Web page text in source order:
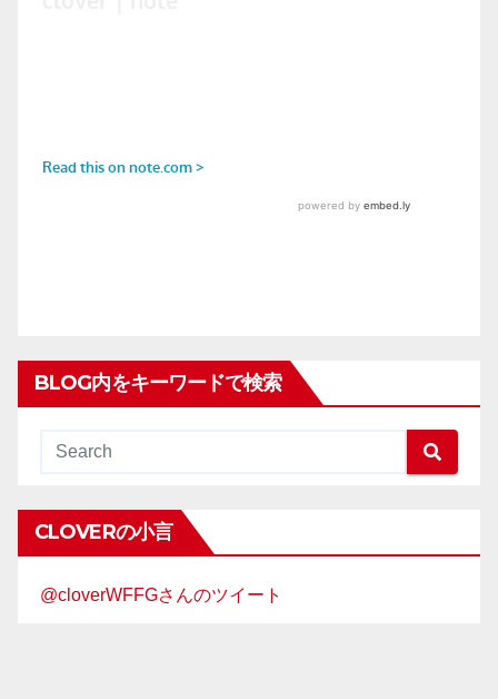
BLOG内をキーワードで検索
CLOVERの小言
@cloverWFFGさんのツイート